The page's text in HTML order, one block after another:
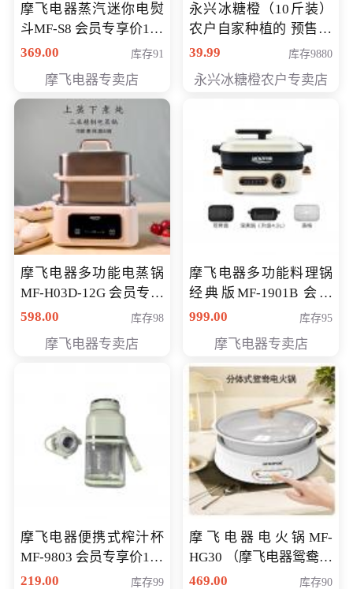
摩飞电器蒸汽迷你电熨
斗MF-S8 会员专享价168
元
369.00 库存91
摩飞电器专卖店
永兴冰糖橙（10斤装）
农户自家种植的 预售10
万斤 会员包邮专享价
39.99 库存9880
永兴冰糖橙农户专卖店
摩飞电器多功能电蒸锅
MF-H03D-12G 会员专享
价398元
598.00 库存98
摩飞电器专卖店
摩飞电器多功能料理锅
经典版MF-1901B 会员
专享价399元
999.00 库存95
摩飞电器专卖店
摩飞电器便携式榨汁杯
MF-9803 会员专享价138
元
219.00 库存99
摩飞电器电火锅MF-
HG30 （摩飞电器鸳鸯锅
MF-HG30 ） 会员专享价
469.00 库存90